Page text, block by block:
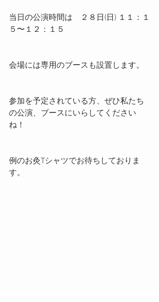
当日の公演時間は　２８日(日) １１：１
５〜１２：１５
会場には専用のブースも設置します。
参加を予定されている方、ぜひ私たち
の公演、ブースにいらしてください
ね！
例のお灸Tシャツでお待ちしておりま
す。